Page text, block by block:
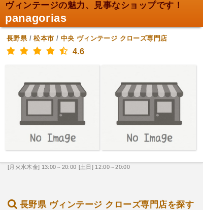
ヴィンテージの魅力、見事なショップです！
panagorias
長野県/松本市 / 中央 ヴィンテージ クローズ専門店
4.6
[月火水木金] 13:00～20:00 [土日] 12:00～20:00
長野県 ヴィンテージ クローズ専門店を探す